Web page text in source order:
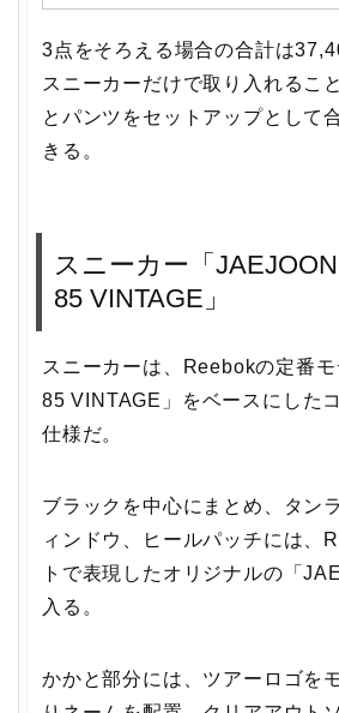
3点をそろえる場合の合計は
スニーカーだけで取り入れるこ
とパンツをセットアップとして
きる。
スニーカー「
85 VINTAGE」
スニーカーは、Reebokの定番
85 VINTAGE」をベースにした
仕様だ。
ブラックを中心にまとめ、タン
ィンドウ、ヒールパッチには、
トで表現したオリジナルの「
入る。
かかと部分には、ツアーロゴを